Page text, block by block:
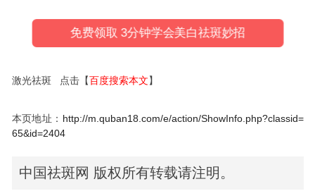
免费领取 3分钟学会美白祛斑妙招
激光祛斑 点击【百度搜索本文】
本页地址： http://m.quban18.com/e/action/ShowInfo.php?classid=
65&id=2404
中国祛斑网 版权所有转载请注明。